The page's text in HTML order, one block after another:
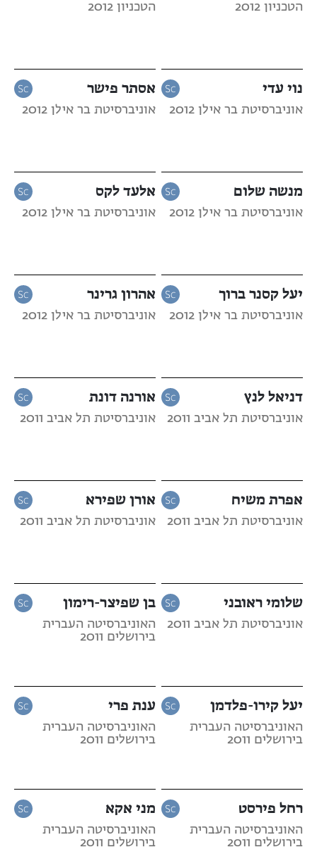
הטכניון 2012 הטכניון 2012
נוי עדי
אוניברסיטת בר אילן 2012
אסתר פישר
אוניברסיטת בר אילן 2012
מנשה שלום
אוניברסיטת בר אילן 2012
אלעד לקס
אוניברסיטת בר אילן 2012
יעל קסנר ברוך
אוניברסיטת בר אילן 2012
אהרון גרינר
אוניברסיטת בר אילן 2012
דניאל לנץ
אוניברסיטת תל אביב 2011
אורנה דונת
אוניברסיטת תל אביב 2011
אפרת משיח
אוניברסיטת תל אביב 2011
אורן שפירא
אוניברסיטת תל אביב 2011
שלומי ראובני
אוניברסיטת תל אביב 2011
בן שפיצר-רימון
האוניברסיטה העברית
בירושלים 2011
יעל קירו-פלדמן
האוניברסיטה העברית
בירושלים 2011
ענת פרי
האוניברסיטה העברית
בירושלים 2011
רחל פירסט
האוניברסיטה העברית
בירושלים 2011
מני אקא
האוניברסיטה העברית
בירושלים 2011